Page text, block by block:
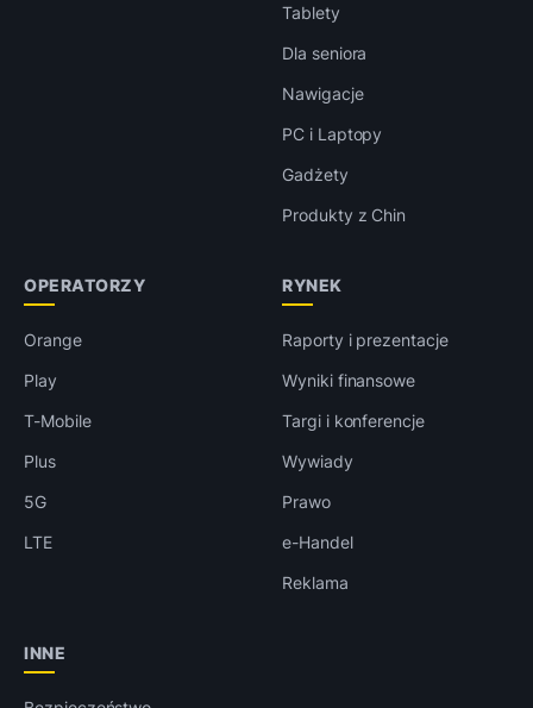
Tablety
Dla seniora
Nawigacje
PC i Laptopy
Gadżety
Produkty z Chin
OPERATORZY
Orange
Play
T-Mobile
Plus
5G
LTE
RYNEK
Raporty i prezentacje
Wyniki finansowe
Targi i konferencje
Wywiady
Prawo
e-Handel
Reklama
INNE